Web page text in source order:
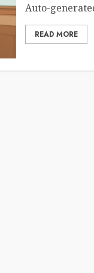
Auto-
READ MORE